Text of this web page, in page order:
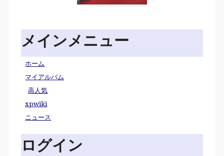
メインメニュー
ホーム
マイアルバム
高人気
xpwiki
ニュース
ログイン